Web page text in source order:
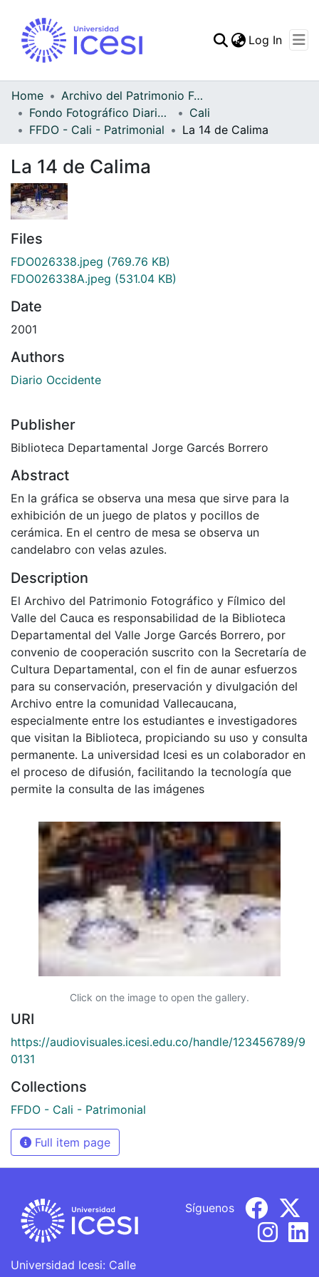
Statistics
Log In
Home
Archivo del Patrimonio Fotográfico y Fílmico del Valle del Cauca
Fondo Fotográfico Diario Occidente
Cali
FFDO - Cali - Patrimonial
La 14 de Calima
La 14 de Calima
Files
FDO026338.jpeg (769.76 KB)
FDO026338A.jpeg (531.04 KB)
Date
2001
Authors
Diario Occidente
Publisher
Biblioteca Departamental Jorge Garcés Borrero
Abstract
En la gráfica se observa una mesa que sirve para la
exhibición de un juego de platos y pocillos de
cerámica. En el centro de mesa se observa un
candelabro con velas azules.
Description
El Archivo del Patrimonio Fotográfico y Fílmico del
Valle del Cauca es responsabilidad de la Biblioteca
Departamental del Valle Jorge Garcés Borrero, por
convenio de cooperación suscrito con la Secretaría de
Cultura Departamental, con el fin de aunar esfuerzos
para su conservación, preservación y divulgación del
Archivo entre la comunidad Vallecaucana,
especialmente entre los estudiantes e investigadores
que visitan la Biblioteca, propiciando su uso y consulta
permanente. La universidad Icesi es un colaborador en
el proceso de difusión, facilitando la tecnología que
permite la consulta de las imágenes
Click on the image to open the gallery.
URI
https://audiovisuales.icesi.edu.co/handle/123456789/9
0131
Collections
FFDO - Cali - Patrimonial
Full item page
Universidad Icesi: Calle
Síguenos